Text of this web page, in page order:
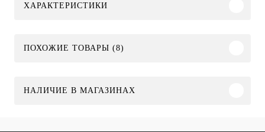
ХАРАКТЕРИСТИКИ
ПОХОЖИЕ ТОВАРЫ (8)
НАЛИЧИЕ В МАГАЗИНАХ